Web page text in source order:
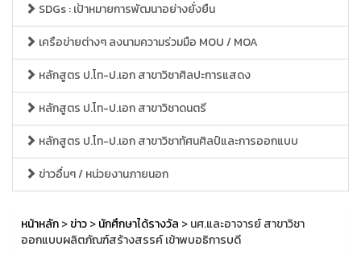
SDGs : เป้าหมายการพัฒนาอย่างยั่งยืน
เครือข่ายต่างๆ ลงนามความร่วมมือ MOU / MOA
หลักสูตร ป.โท-ป.เอก สาขาวิชาศิลปะการแสดง
หลักสูตร ป.โท-ป.เอก สาขาวิชาดนตรี
หลักสูตร ป.โท-ป.เอก สาขาวิชาทัศนศิลป์และการออกแบบ
ข่าวอื่นๆ / หน่วยงานภายนอก
หน้าหลัก>ข่าว>นักศึกษาได้รางวัล > นศ.และอาจารย์ สาขาวิชา
ออกแบบผลิตภัณฑ์สร้างสรรค์ เข้าพบอธิการบดี